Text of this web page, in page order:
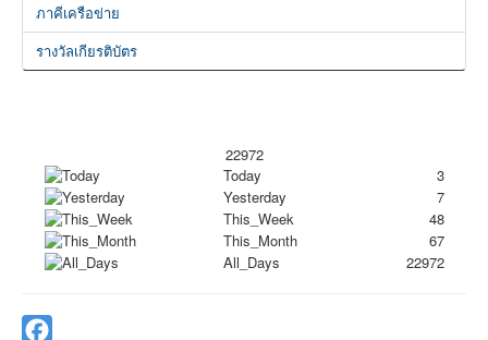
ภาคีเครือข่าย
รางวัลเกียรติบัตร
22972
Today
3
Yesterday
7
This_Week
48
This_Month
67
All_Days
22972